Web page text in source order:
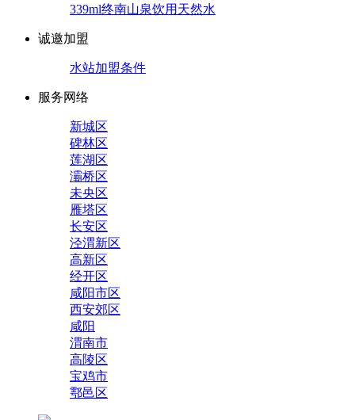
339ml终南山泉饮用天然水
诚邀加盟
水站加盟条件
服务网络
新城区
碑林区
莲湖区
灞桥区
未央区
雁塔区
长安区
泾渭新区
高新区
经开区
咸阳市区
西安郊区
咸阳
渭南市
高陵区
宝鸡市
鄠邑区